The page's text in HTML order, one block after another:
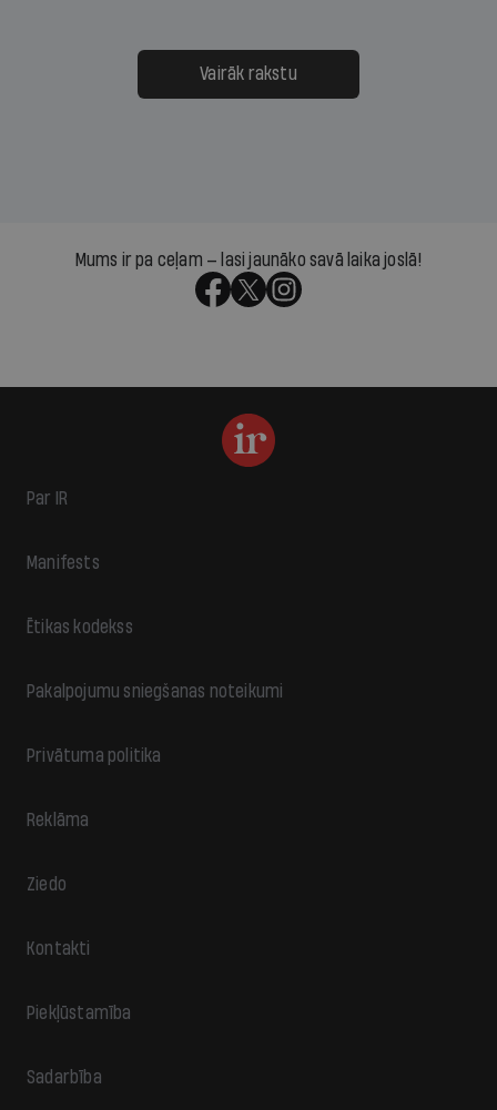
Vairāk rakstu
Mums ir pa ceļam — lasi jaunāko savā laika joslā!
Par IR
Manifests
Ētikas kodekss
Pakalpojumu sniegšanas noteikumi
Privātuma politika
Reklāma
Ziedo
Kontakti
Piekļūstamība
Sadarbība